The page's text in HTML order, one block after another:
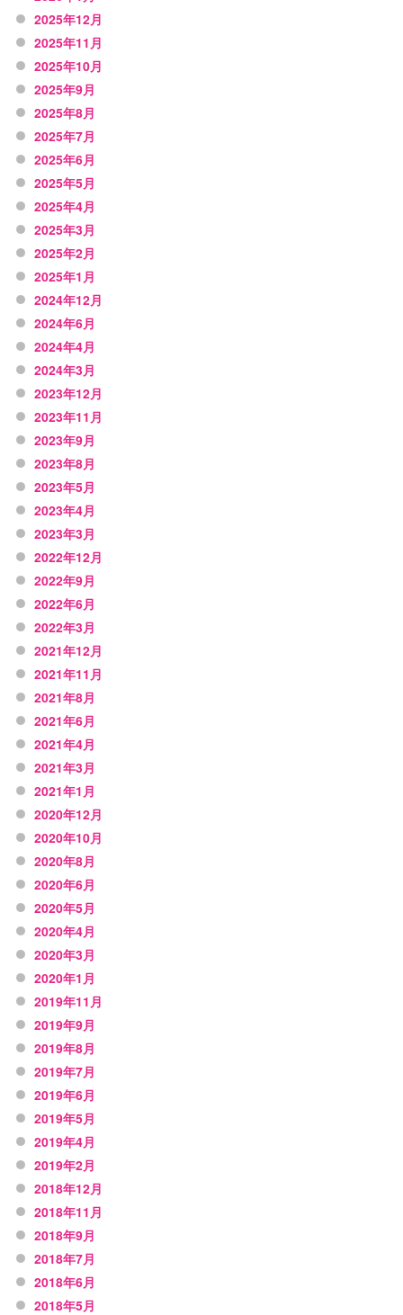
2025年12月
2025年11月
2025年10月
2025年9月
2025年8月
2025年7月
2025年6月
2025年5月
2025年4月
2025年3月
2025年2月
2025年1月
2024年12月
2024年6月
2024年4月
2024年3月
2023年12月
2023年11月
2023年9月
2023年8月
2023年5月
2023年4月
2023年3月
2022年12月
2022年9月
2022年6月
2022年3月
2021年12月
2021年11月
2021年8月
2021年6月
2021年4月
2021年3月
2021年1月
2020年12月
2020年10月
2020年8月
2020年6月
2020年5月
2020年4月
2020年3月
2020年1月
2019年11月
2019年9月
2019年8月
2019年7月
2019年6月
2019年5月
2019年4月
2019年2月
2018年12月
2018年11月
2018年9月
2018年7月
2018年6月
2018年5月